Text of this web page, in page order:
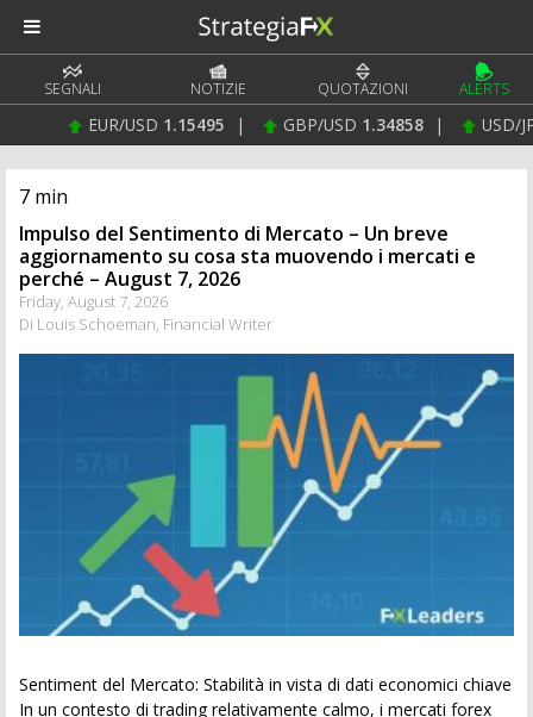
SEGNALI NOTIZIE QUOTAZIONI ALERTS
1.15495 | GBP/USD 1.34858 | USD/JPY 158.268 |
7 min
Impulso del Sentimento di Mercato – Un breve
aggiornamento su cosa sta muovendo i mercati e
perché – August 7, 2026
Friday, August 7, 2026
Di Louis Schoeman, Financial Writer
Sentiment del Mercato: Stabilità in vista di dati economici chiave
In un contesto di trading relativamente calmo, i mercati forex